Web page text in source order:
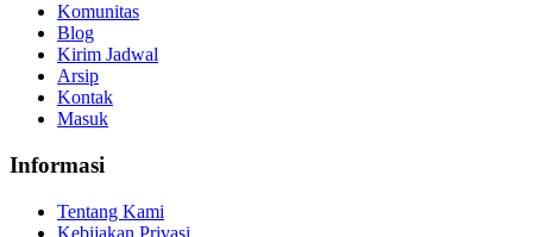
Komunitas
Blog
Kirim Jadwal
Arsip
Kontak
Masuk
Informasi
Tentang Kami
Kebijakan Privasi